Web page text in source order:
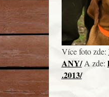
Více foto zde:
ANY/A zde:
.2013/